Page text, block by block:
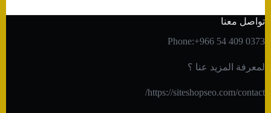
تواصل معنا
Phone:+966 54 409 0373
لمعرفة المزيد عنا ؟
https://siteshopseo.com/contact/